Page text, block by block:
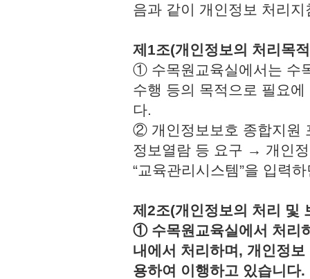
음과 같이 개인정보 처리
제1조(개인정보의 처리목
① 수목원교육실에서는 수
수행 등의 목적으로 필요
다.
② 개인정보보호 종합지원
정보열람 등 요구 → 개인
“교육관리시스템”을 입력
제2조(개인정보의 처리 및
① 수목원교육실에서 처리
내에서 처리하며, 개인정
용하여 이행하고 있습니다.